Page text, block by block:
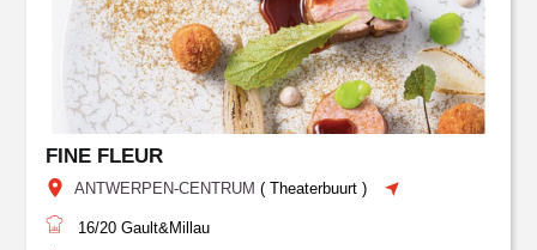
FINE FLEUR
ANTWERPEN-CENTRUM (Theaterbuurt )
16/20 Gault&Millau